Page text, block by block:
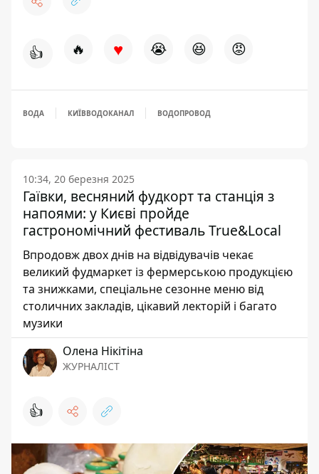
👍 🔥 ♥ 😭 😆 😡
ВОДА КИЇВВОДОКАНАЛ ВОДОПРОВОД
10:34, 20 березня 2025
Гаївки, весняний фудкорт та станція з
напоями: у Києві пройде
гастрономічний фестиваль True&Local
Впродовж двох днів на відвідувачів чекає
великий фудмаркет із фермерською продукцією
та знижками, спеціальне сезонне меню від
столичних закладів, цікавий лекторій і багато
музики
Олена Нікітіна
ЖУРНАЛІСТ
👍